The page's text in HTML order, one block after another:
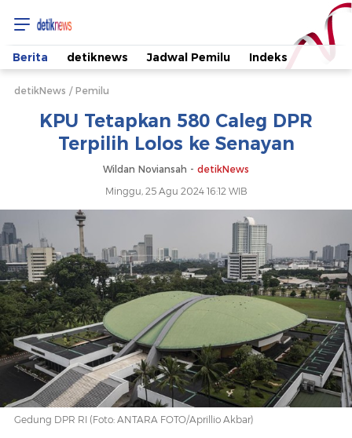
KPU
Tetapkan
580
Caleg
Terpilih
Lolos
ke
Senayan
Berita detiknews Jadwal Pemilu Indeks
detikNews Pemilu
KPU Tetapkan 580 Caleg DPR
Terpilih Lolos ke Senayan
Wildan Noviansah - detikNews
Minggu, 25 Agu 2024 16:12 WIB
Gedung DPR RI (Foto: ANTARA FOTO/Aprillio Akbar)